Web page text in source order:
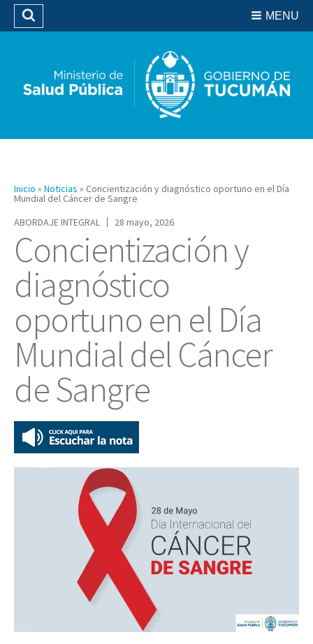
Biblioteca
MENU
Buscar
Inicio » Noticias » Concientización y diagnóstico oportuno en el Día
Mundial del Cáncer de Sangre
ABORDAJE INTEGRAL
28 mayo, 2026
Concientización y
diagnóstico
oportuno en el Día
Mundial del Cáncer
de Sangre